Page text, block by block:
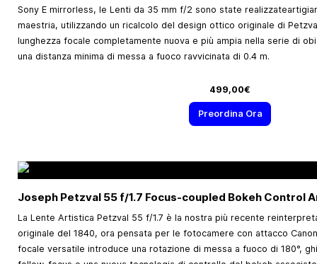
Sony E mirrorless, le Lenti da 35 mm f/2 sono state
maestria, utilizzando un ricalcolo del design ottico originale di
lunghezza focale completamente nuova e più ampia nella serie di
una distanza minima di messa a fuoco ravvicinata di 0.4 m.
499,00€
Preordina Ora
Joseph Petzval 55 f/1.7 Focus-coupled Bokeh Control
La Lente Artistica Petzval 55 f/1.7 è la nostra più recente
originale del 1840, ora pensata per le fotocamere con attacco
focale versatile introduce una rotazione di messa a fuoco di 180°,